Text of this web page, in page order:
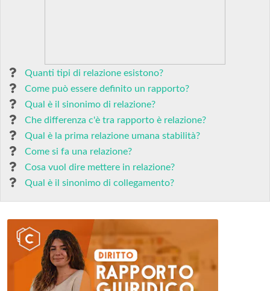
Quanti tipi di relazione esistono?
Come può essere definito un rapporto?
Qual è il sinonimo di relazione?
Che differenza c'è tra rapporto è relazione?
Qual è la prima relazione umana stabilità?
Come si fa una relazione?
Cosa vuol dire mettere in relazione?
Qual è il sinonimo di collegamento?